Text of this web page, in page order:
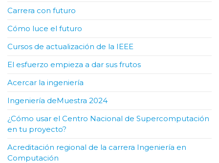
Carrera con futuro
Cómo luce el futuro
Cursos de actualización de la IEEE
El esfuerzo empieza a dar sus frutos
Acercar la ingeniería
Ingeniería deMuestra 2024
¿Cómo usar el Centro Nacional de Supercomputación
en tu proyecto?
Acreditación regional de la carrera Ingeniería en
Computación